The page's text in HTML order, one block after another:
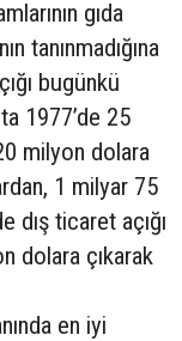
gıda
tanınmadığına
bugünkü
1977’de 25
milyon dolara
1 milyar 75
dış ticaret açığı
dolara çıkarak
en iyi